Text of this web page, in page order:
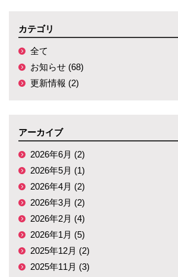
カテゴリ
全て
お知らせ (68)
更新情報 (2)
アーカイブ
2026年6月 (2)
2026年5月 (1)
2026年4月 (2)
2026年3月 (2)
2026年2月 (4)
2026年1月 (5)
2025年12月 (2)
2025年11月 (3)